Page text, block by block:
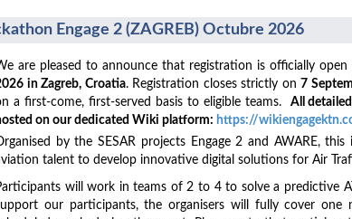
Engage 2 (ZAGREB) Octubre 2026
are pleased to announce that registration is officially
in Zagreb, Croatia. Registration closes strictly on 7
a first-come, first-served basis to eligible teams. All
on our dedicated Wiki platform: https://
by the SESAR projects Engage 2 and AWARE,
talent to develop innovative digital solutions for Air
will work in teams of 2 to 4 to solve a predictive
our participants, the organisers will fully cover one